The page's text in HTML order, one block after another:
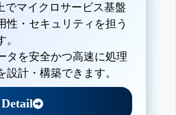
でマイクロサービス基盤
性・セキュリティを担う
。
タを安全かつ高速に処理
設計・構築できます。
Detail